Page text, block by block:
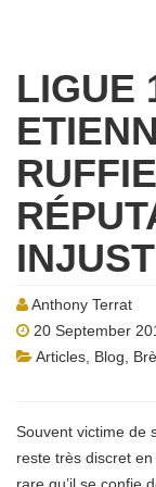
LIGUE
Anthony Terrat
20 September
Articles Blog
Souvent victime de
reste très discret